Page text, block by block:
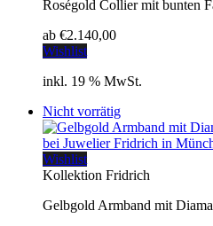
Roségold Collier mit bunten
ab €2.140,00
Wishlist
inkl. 19 % MwSt.
Nicht vorrätig
Wishlist
Kollektion Fridrich
Gelbgold Armband mit